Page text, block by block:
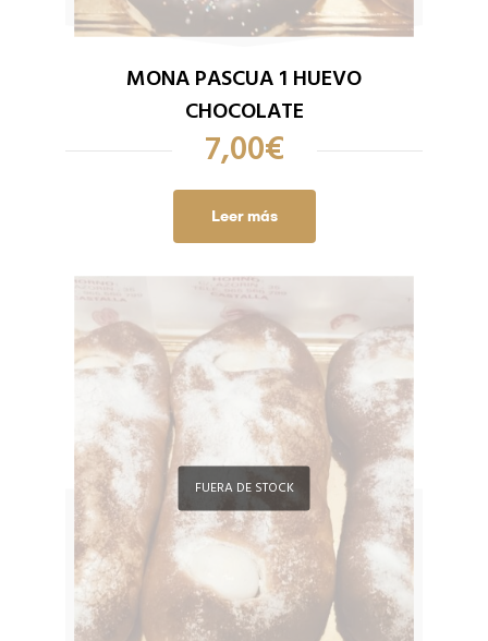
MONA PASCUA 1 HUEVO
CHOCOLATE
7,00€
Leer más
FUERA DE STOCK